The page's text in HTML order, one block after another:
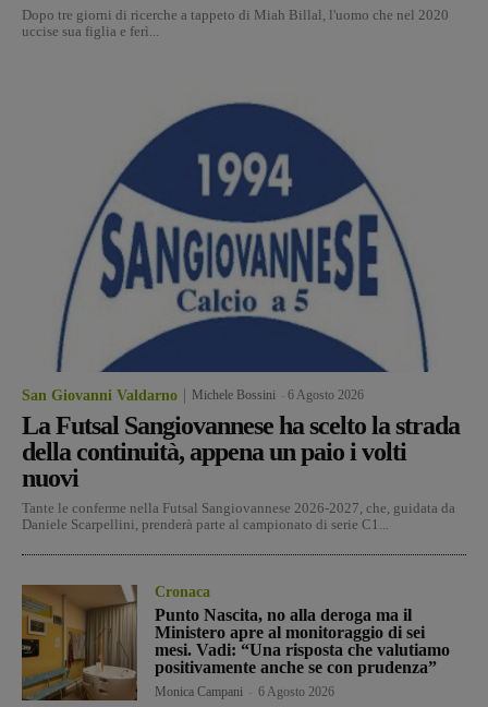
Dopo tre giorni di ricerche a tappeto di Miah Billal, l'uomo che nel 2020
uccise sua figlia e ferì...
San Giovanni Valdarno Michele Bossini 6 Agosto 2026
La Futsal Sangiovannese ha scelto la strada
della continuità, appena un paio i volti
nuovi
Tante le conferme nella Futsal Sangiovannese 2026-2027, che, guidata da
Daniele Scarpellini, prenderà parte al campionato di serie C1...
Cronaca
Punto Nascita, no alla deroga ma il
Ministero apre al monitoraggio di sei
mesi. Vadi: “Una risposta che valutiamo
positivamente anche se con prudenza”
Monica Campani 6 Agosto 2026